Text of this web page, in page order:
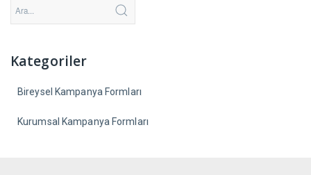
Kategoriler
Bireysel Kampanya Formları
Kurumsal Kampanya Formları